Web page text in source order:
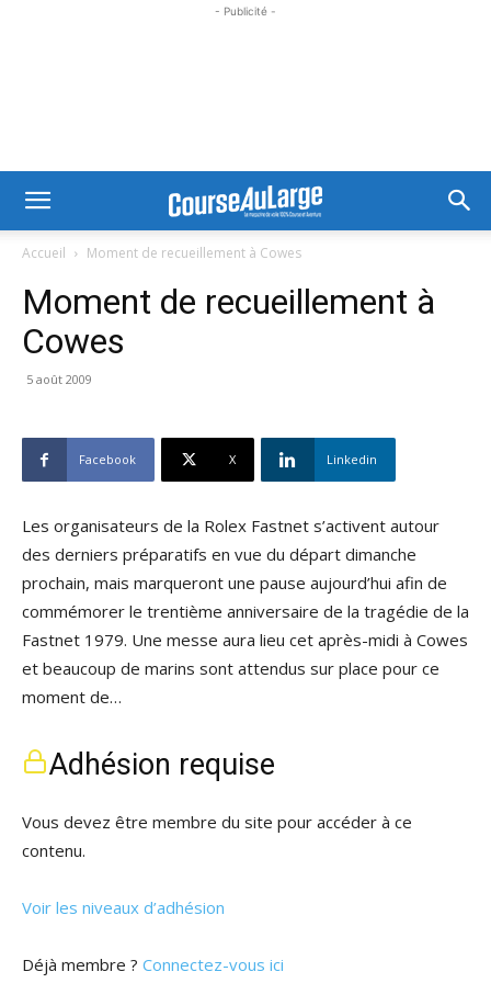
- Publicité -
Accueil Moment de recueillement à Cowes
Moment de recueillement à
Cowes
5 août 2009
Facebook X Linkedin
Les organisateurs de la Rolex Fastnet s’activent autour
des derniers préparatifs en vue du départ dimanche
prochain, mais marqueront une pause aujourd’hui afin de
commémorer le trentième anniversaire de la tragédie de la
Fastnet 1979. Une messe aura lieu cet après-midi à Cowes
et beaucoup de marins sont attendus sur place pour ce
moment de…
Adhésion requise
Vous devez être membre du site pour accéder à ce
contenu.
Voir les niveaux d’adhésion
Déjà membre ? Connectez-vous ici